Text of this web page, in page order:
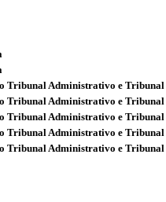
Tribunal Administrativo e
Tribunal Administrativo e
Tribunal Administrativo e
Tribunal Administrativo e
Tribunal Administrativo e